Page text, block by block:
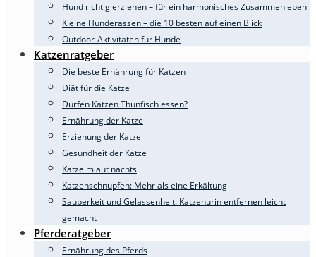
Hund richtig erziehen – für ein harmonisches Zusammenleben
Kleine Hunderassen – die 10 besten auf einen Blick
Outdoor-Aktivitäten für Hunde
Katzenratgeber
Die beste Ernährung für Katzen
Diät für die Katze
Dürfen Katzen Thunfisch essen?
Ernährung der Katze
Erziehung der Katze
Gesundheit der Katze
Katze miaut nachts
Katzenschnupfen: Mehr als eine Erkältung
Sauberkeit und Gelassenheit: Katzenurin entfernen leicht
gemacht
Pferderatgeber
Ernährung des Pferds